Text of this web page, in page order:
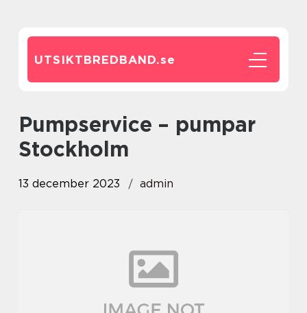
UTSIKTBREDBAND.se
pumpservice – pumpar
Stockholm
13 december 2023 admin